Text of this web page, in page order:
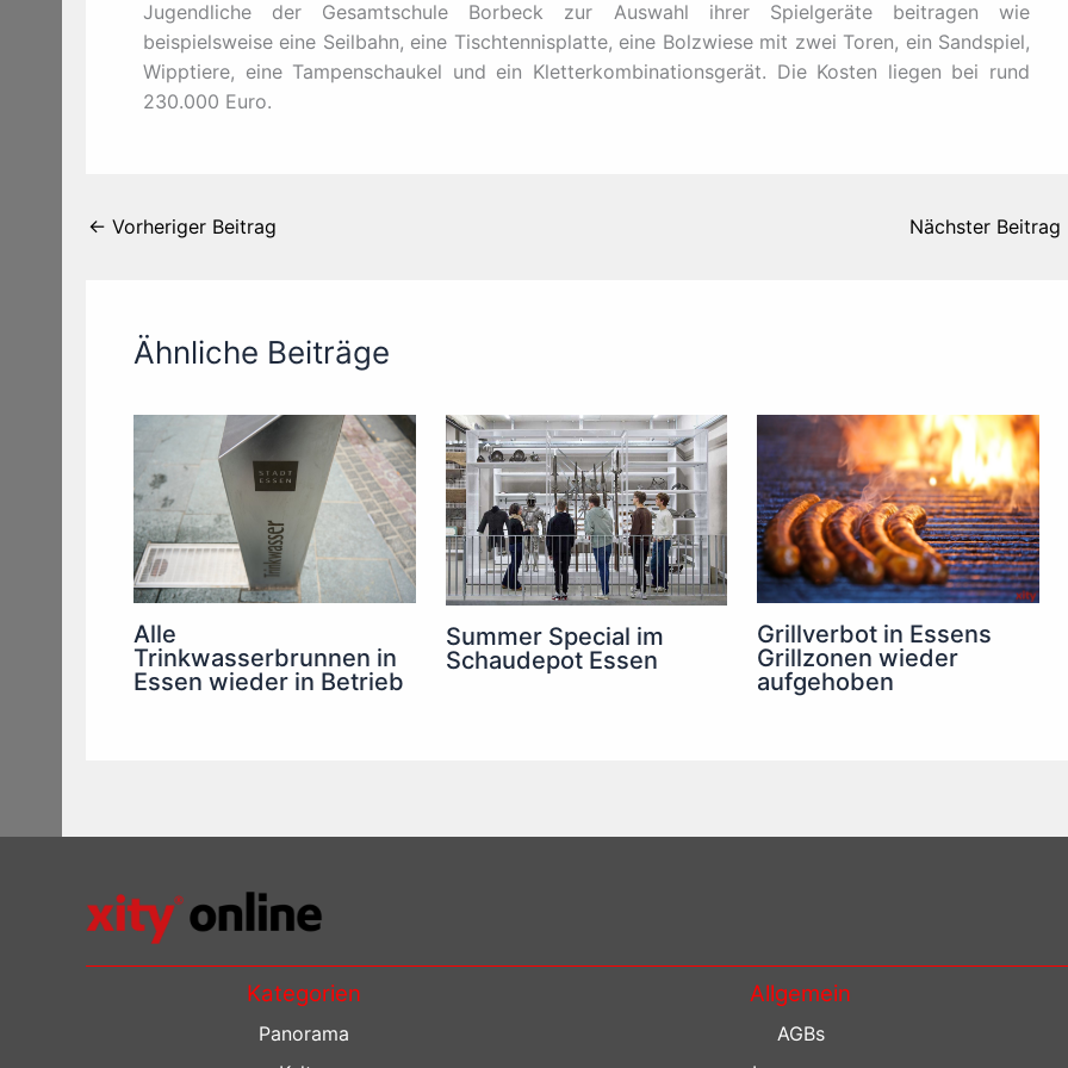
Jugendliche der Gesamtschule Borbeck zur Auswahl ihrer Spielgeräte beitragen wie
beispielsweise eine Seilbahn, eine Tischtennisplatte, eine Bolzwiese mit zwei Toren, ein Sandspiel,
Wipptiere, eine Tampenschaukel und ein Kletterkombinationsgerät. Die Kosten liegen bei rund
230.000 Euro.
← Vorheriger Beitrag Nächster Beitrag
Ähnliche Beiträge
Alle
Trinkwasserbrunnen in
Essen wieder in Betrieb
Summer Special im
Schaudepot Essen
Grillverbot in Essens
Grillzonen wieder
aufgehoben
Kategorien
Panorama
Allgemein
AGBs